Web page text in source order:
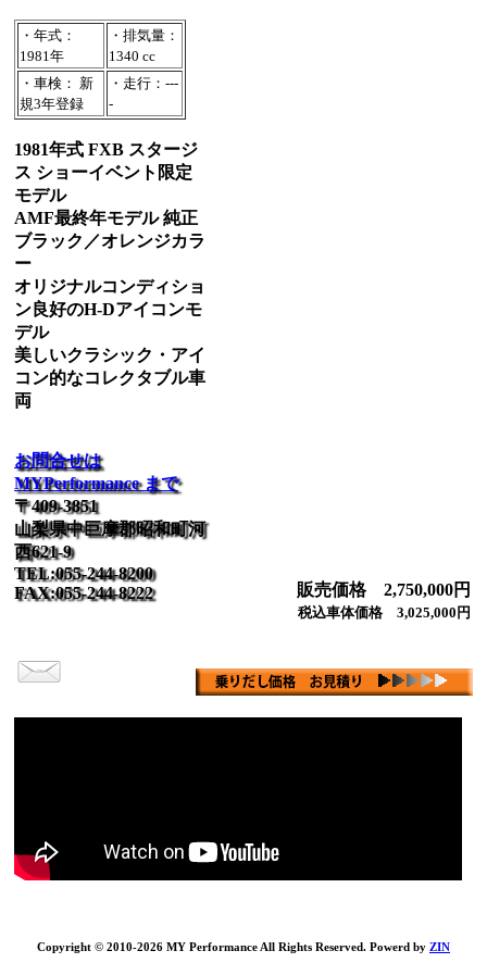
・年式：
1981年
・排気量：
1340 cc
・車検： 新
規3年登録
・走行：---
-
1981年式 FXB スタージ
ス ショーイベント限定
モデル
AMF最終年モデル 純正
ブラック／オレンジカラ
ー
オリジナルコンディショ
ン良好のH-Dアイコンモ
デル
美しいクラシック・アイ
コン的なコレクタブル車
両
お問合せは
MYPerformance まで
〒409-3851
山梨県中巨摩郡昭和町河
西621-9
TEL:055-244-8200
FAX:055-244-8222
販売価格 2,750,000円
税込車体価格 3,025,000円
Copyright © 2010-2026 MY Performance All Rights Reserved. Powerd by ZIN